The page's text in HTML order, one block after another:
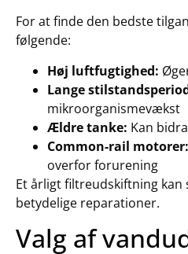
For at finde den bedste
følgende:
Høj luftfugtighed:
Lange
mikroorganismevækst
Ældre tanke: Kan
Common-rail motorer:
overfor forurening
Et årligt filtreudskiftning kan
betydelige reparationer.
Valg af